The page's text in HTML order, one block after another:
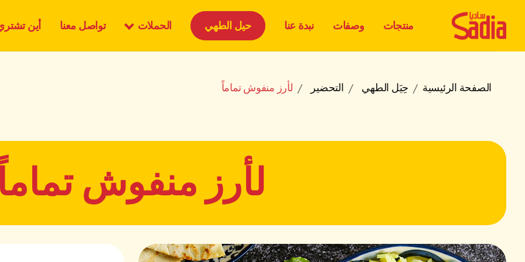
منتجات وصفات نبدة عنا حيل الطهي الحملات تواصل معنا أين
الصفحة الرئيسية حِيَل الطهي التحضير لأرز منفوش تماماً
لأرز منفوش